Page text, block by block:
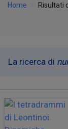
Home Risultati
La ricerca di